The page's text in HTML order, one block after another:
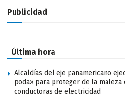
Publicidad
Última hora
Alcaldías del eje panamericano
poda» para proteger de la maleza
conductoras de electricidad